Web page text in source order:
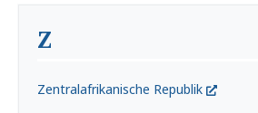
Z
Zentralafrikanische Republik